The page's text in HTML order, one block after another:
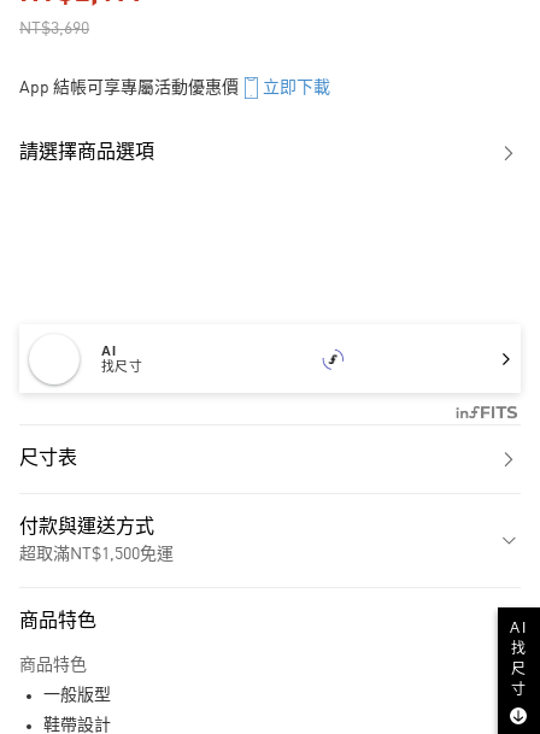
NT$3,690
App 結帳可享專屬活動優惠價 立即下載
請選擇商品選項
AI
找尺寸
尺寸表
付款與運送方式
超取滿NT$1,500免運
LINE Pay
商品特色
商品特色
一般版型
鞋帶設計
AI
找
尺
寸